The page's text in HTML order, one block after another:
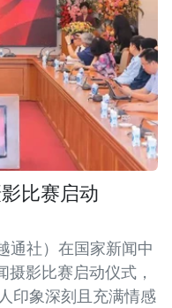
比赛启动
通社）在国家新闻中
摄影比赛启动仪式，
印象深刻且充满情感